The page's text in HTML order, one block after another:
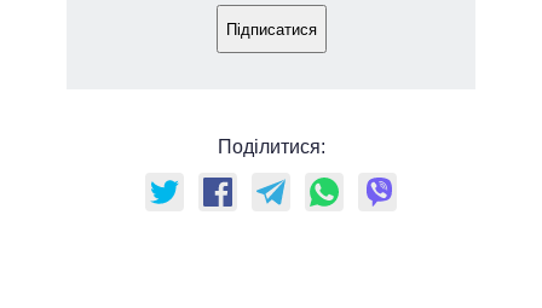
Підписатися
Поділитися: